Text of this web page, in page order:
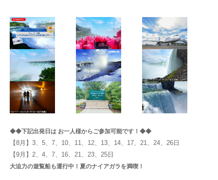
◆◆下記出発日は お一人様からご参加可能です！◆◆
【8月】3、5、7、10、11、12、13、14、17、21、24、26日
【9月】2、4、7、16、21、23、25日
大迫力の遊覧船も運行中！夏のナイアガラを満喫！